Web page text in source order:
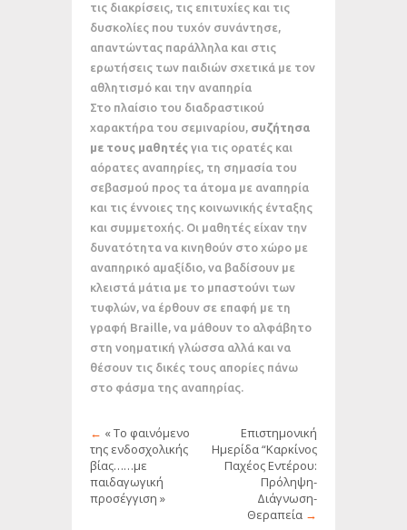
τις διακρίσεις, τις επιτυχίες και τις
δυσκολίες που τυχόν συνάντησε,
απαντώντας παράλληλα και στις
ερωτήσεις των παιδιών σχετικά με τον
αθλητισμό και την αναπηρία
Στο πλαίσιο του διαδραστικού
χαρακτήρα του σεμιναρίου, συζήτησα
με τους μαθητές για τις ορατές και
αόρατες αναπηρίες, τη σημασία του
σεβασμού προς τα άτομα με αναπηρία
και τις έννοιες της κοινωνικής ένταξης
και συμμετοχής. Οι μαθητές είχαν την
δυνατότητα να κινηθούν στο χώρο με
αναπηρικό αμαξίδιο, να βαδίσουν με
κλειστά μάτια με το μπαστούνι των
τυφλών, να έρθουν σε επαφή με τη
γραφή Braille, να μάθουν το αλφάβητο
στη νοηματική γλώσσα αλλά και να
θέσουν τις δικές τους απορίες πάνω
στο φάσμα της αναπηρίας.
← « Το φαινόμενο
της ενδοσχολικής
βίας……με
παιδαγωγική
προσέγγιση »
Επιστημονική
Ημερίδα “Καρκίνος
Παχέος Εντέρου:
Πρόληψη-
Διάγνωση-
Θεραπεία →